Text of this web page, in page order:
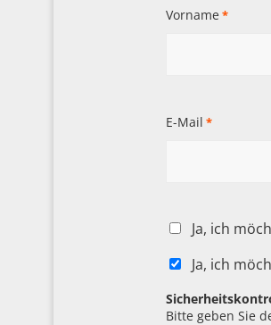
Vorname *
E-Mail *
Ja, ich
Ja, ich
Bitte geben Sie